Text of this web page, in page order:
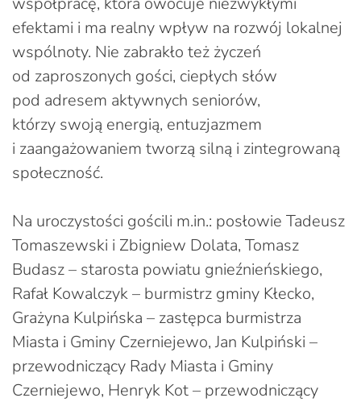
efektami i ma realny wpływ na rozwój lokalnej
wspólnoty. Nie zabrakło też życzeń
od zaproszonych gości, ciepłych słów
pod adresem aktywnych seniorów,
którzy swoją energią, entuzjazmem
i zaangażowaniem tworzą silną i zintegrowaną
społeczność.
Na uroczystości gościli m.in.: posłowie Tadeusz
Tomaszewski i Zbigniew Dolata, Tomasz
Budasz – starosta powiatu gnieźnieńskiego,
Rafał Kowalczyk – burmistrz gminy Kłecko,
Grażyna Kulpińska – zastępca burmistrza
Miasta i Gminy Czerniejewo, Jan Kulpiński –
przewodniczący Rady Miasta i Gminy
Czerniejewo, Henryk Kot – przewodniczący